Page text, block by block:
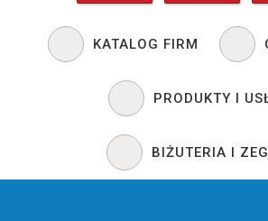
KATALOG FIRM
PRODUKTY I
BIŻUTERIA I